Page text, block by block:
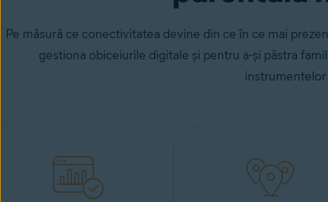
Pe măsură ce conectivitatea devine din ce în ce mai
gestiona obiceiurile digitale și pentru a-și păstra
instrumentelor